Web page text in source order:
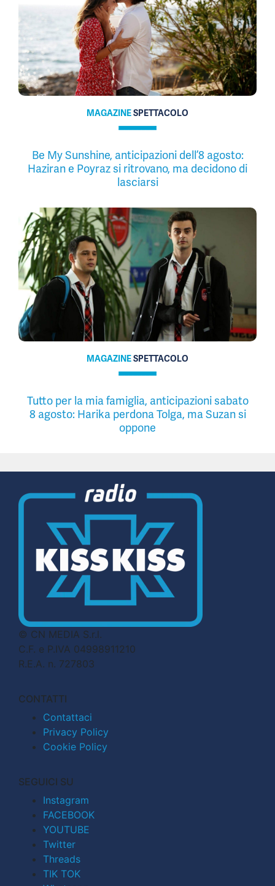
MAGAZINESPETTACOLO
Be My Sunshine, anticipazioni dell’8 agosto:
Haziran e Poyraz si ritrovano, ma decidono di
lasciarsi
MAGAZINESPETTACOLO
Tutto per la mia famiglia, anticipazioni sabato
8 agosto: Harika perdona Tolga, ma Suzan si
oppone
© CN MEDIA S.r.l.
C.F. e P.IVA 04998911210
R.E.A. n. 727803
CONTATTI
Contattaci
Privacy Policy
Cookie Policy
SEGUICI SU
Instagram
FACEBOOK
YOUTUBE
Twitter
Threads
TIK TOK